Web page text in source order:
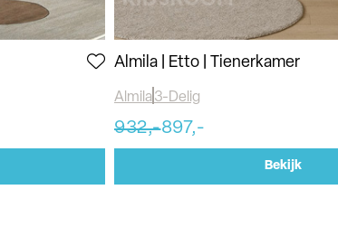
Almila | Etto | Tienerkamer
Almila 3-Delig
932,-897,-
Bekijk